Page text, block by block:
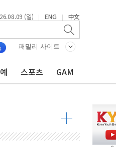
(일) | ENG | 中文
패밀리 사이트
스포츠 GAM
"